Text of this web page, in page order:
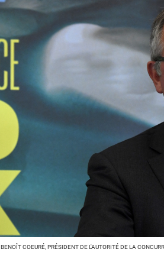
BENOÎT COEURÉ, PRÉSIDENT DE L'AUTORITÉ DE LA